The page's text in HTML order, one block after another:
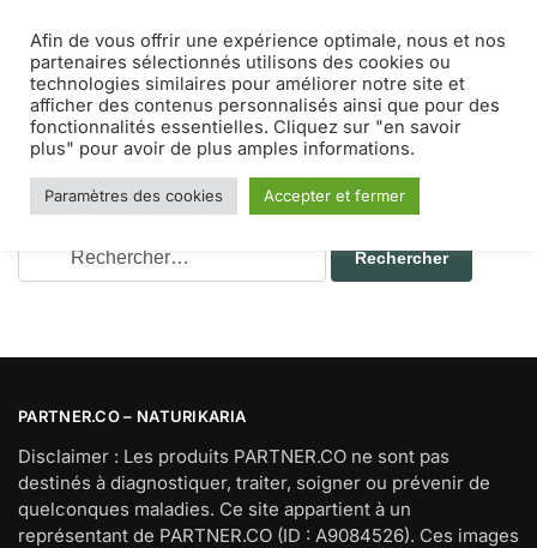
MENU 0
Accueil / Sujets identifiés “Gourde filtrante”
Nothing Found
searching can help.
PARTNER.CO – NATURIKARIA
Disclaimer : Les produits PARTNER.CO ne sont pas
destinés à diagnostiquer, traiter, soigner ou prévenir de
quelconques maladies. Ce site appartient à un
représentant de PARTNER.CO (ID : A9084526). Ces images
Afin de vous offrir une expérience optimale, nous et nos
partenaires sélectionnés utilisons des cookies ou
technologies similaires pour améliorer notre site et
afficher des contenus personnalisés ainsi que pour des
fonctionnalités essentielles. Cliquez sur "en savoir
plus" pour avoir de plus amples informations.
Paramètres des cookies Accepter et fermer